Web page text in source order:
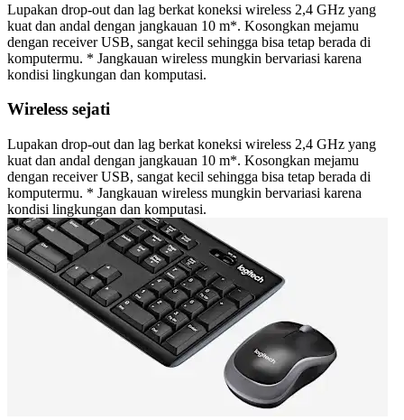
Lupakan drop-out dan lag berkat koneksi wireless 2,4 GHz yang
kuat dan andal dengan jangkauan 10 m*. Kosongkan mejamu
dengan receiver USB, sangat kecil sehingga bisa tetap berada di
komputermu. * Jangkauan wireless mungkin bervariasi karena
kondisi lingkungan dan komputasi.
Wireless sejati
Lupakan drop-out dan lag berkat koneksi wireless 2,4 GHz yang
kuat dan andal dengan jangkauan 10 m*. Kosongkan mejamu
dengan receiver USB, sangat kecil sehingga bisa tetap berada di
komputermu. * Jangkauan wireless mungkin bervariasi karena
kondisi lingkungan dan komputasi.